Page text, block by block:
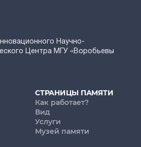
Научно-
Центра МГУ «Воробьевы
СТРАНИЦЫ ПАМЯТИ
Как работает?
Вид
Услуги
Музей памяти